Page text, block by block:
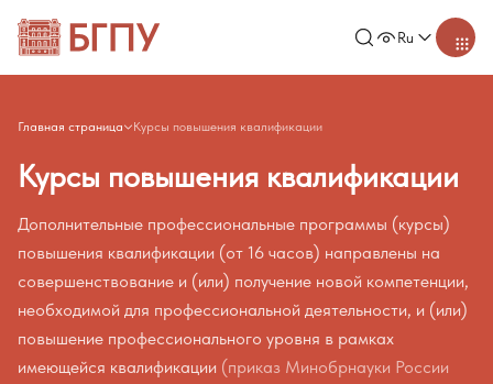
Ru
Главная страница Курсы повышения квалификации
Курсы повышения квалификации
Дополнительные профессиональные программы (курсы)
повышения квалификации (от 16 часов) направлены на
совершенствование и (или) получение новой компетенции,
необходимой для профессиональной деятельности, и (или)
повышение профессионального уровня в рамках
имеющейся квалификации (приказ Минобрнауки России